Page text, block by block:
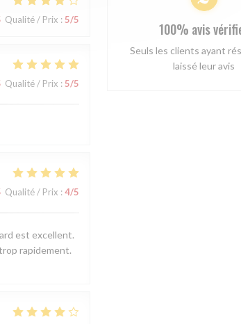
Qualité / Prix : 5/5
Qualité / Prix : 5/5
Qualité / Prix : 4/5
est excellent.
rapidement.
100% avis
Seuls les clients ayant
laissé leur avis